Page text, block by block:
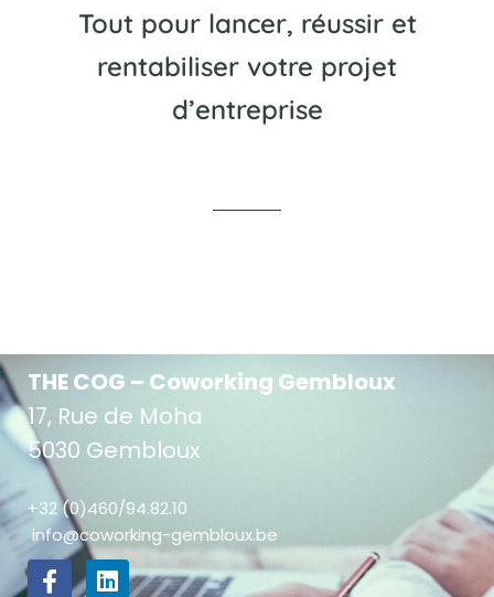
Tout pour lancer, réussir et
rentabiliser votre projet
d’entreprise
THE COG – Coworking Gembloux
17, Rue de Moha
5030 Gembloux
+32 (0)460/94.82.10
info@coworking-gembloux.be